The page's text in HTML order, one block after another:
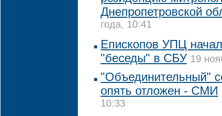
Днепропетровской
года, 10:41
Епископов УПЦ
"беседы" в СБУ 19
"Объединительный"
опять отложен - СМИ
10:33